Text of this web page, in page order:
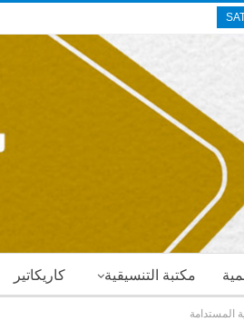
كاريكاتير مكتبة التنسيقية
المستدامة